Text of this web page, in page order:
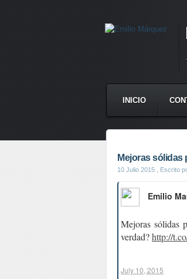
INICIO
Mejoras sólidas
10 Julio 2015 , Escrito
Mejoras sólidas
verdad?http://
Emilio
July 10, 2015